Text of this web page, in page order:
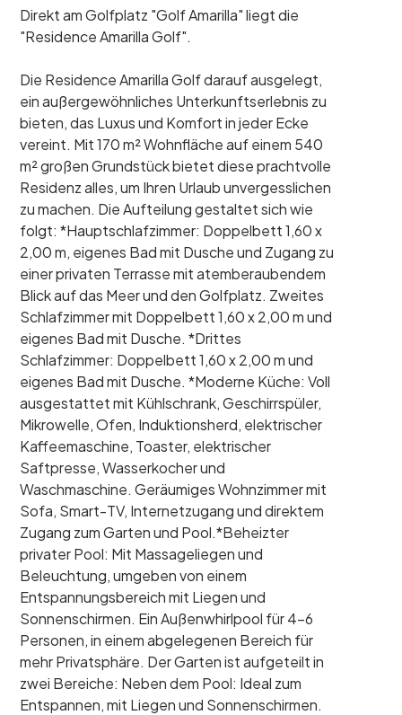
Direkt am Golfplatz "Golf Amarilla" liegt die
"Residence Amarilla Golf".
Die Residence Amarilla Golf darauf ausgelegt,
ein außergewöhnliches Unterkunftserlebnis zu
bieten, das Luxus und Komfort in jeder Ecke
vereint. Mit 170 m² Wohnfläche auf einem 540
m² großen Grundstück bietet diese prachtvolle
Residenz alles, um Ihren Urlaub unvergesslichen
zu machen. Die Aufteilung gestaltet sich wie
folgt: *Hauptschlafzimmer: Doppelbett 1,60 x
2,00 m, eigenes Bad mit Dusche und Zugang zu
einer privaten Terrasse mit atemberaubendem
Blick auf das Meer und den Golfplatz. Zweites
Schlafzimmer mit Doppelbett 1,60 x 2,00 m und
eigenes Bad mit Dusche. *Drittes
Schlafzimmer: Doppelbett 1,60 x 2,00 m und
eigenes Bad mit Dusche. *Moderne Küche: Voll
ausgestattet mit Kühlschrank, Geschirrspüler,
Mikrowelle, Ofen, Induktionsherd, elektrischer
Kaffeemaschine, Toaster, elektrischer
Saftpresse, Wasserkocher und
Waschmaschine. Geräumiges Wohnzimmer mit
Sofa, Smart-TV, Internetzugang und direktem
Zugang zum Garten und Pool.*Beheizter
privater Pool: Mit Massageliegen und
Beleuchtung, umgeben von einem
Entspannungsbereich mit Liegen und
Sonnenschirmen. Ein Außenwhirlpool für 4-6
Personen, in einem abgelegenen Bereich für
mehr Privatsphäre. Der Garten ist aufgeteilt in
zwei Bereiche: Neben dem Pool: Ideal zum
Entspannen, mit Liegen und Sonnenschirmen.